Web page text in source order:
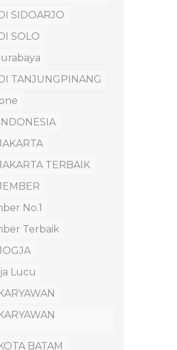
SIDOARJO
SOLO
TANJUNGPINANG
TERBAIK
No.1
Terbaik
Lucu
BATAM